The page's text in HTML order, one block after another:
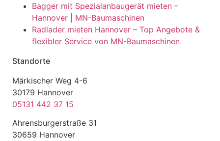
Bagger mit Spezialanbaugerät mieten –
Hannover | MN-Baumaschinen
Radlader mieten Hannover – Top Angebote &
flexibler Service von MN-Baumaschinen
Standorte
Märkischer Weg 4-6
30179 Hannover
05131 442 37 15
Ahrensburgerstraße 31
30659 Hannover